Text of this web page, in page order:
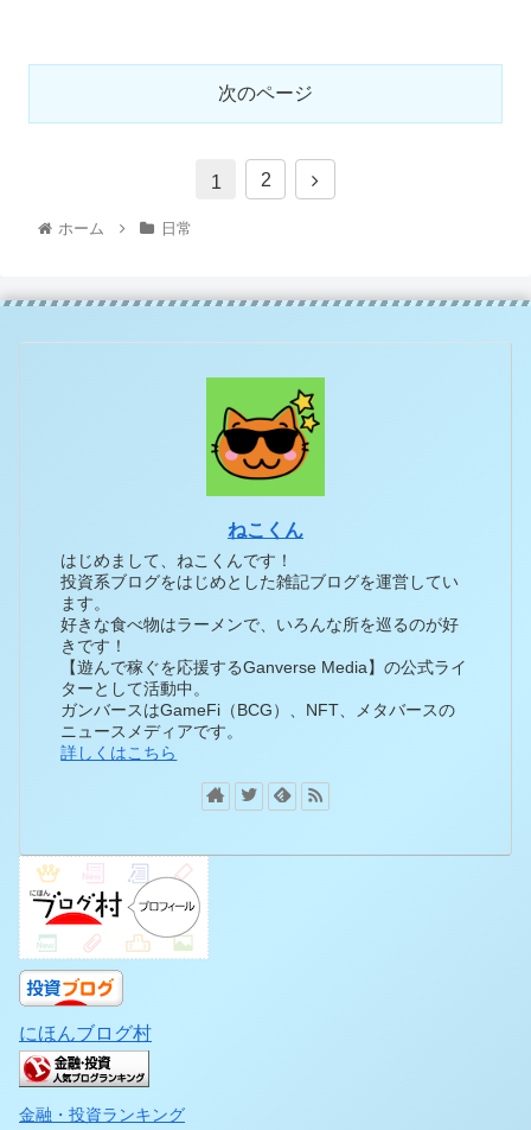
次のページ
1 2
ホーム 日常
ねこくん
はじめまして、ねこくんです！
投資系ブログをはじめとした雑記ブログを運営してい
ます。
好きな食べ物はラーメンで、いろんな所を巡るのが好
きです！
【遊んで稼ぐを応援するGanverse Media】の公式ライ
ターとして活動中。
ガンバースはGameFi（BCG）、NFT、メタバースの
ニュースメディアです。
詳しくはこちら
にほんブログ村
金融・投資ランキング